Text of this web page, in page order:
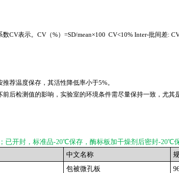
CV表示。CV（%）=SD/mean×100 CV<10% Inter-批间差:
荐温度保存，其活性降低率小于5%。
前后检测值的影响，实验室的环境条件需尽量保持一致，尤
已开封，标准品-20℃保存，酶标板加干燥剂后密封-20℃
中文名称
包被微孔板